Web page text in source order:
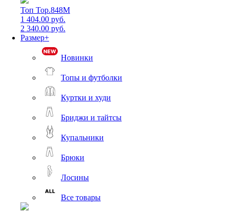
Топ Top.848M
1 404.00 руб.
2 340.00 руб.
Размер+
Новинки
Топы и футболки
Куртки и худи
Бриджи и тайтсы
Купальники
Брюки
Лосины
Все товары